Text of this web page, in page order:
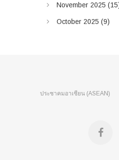
November 2025
October 2025 (9)
ประชาคมอาเซียน (ASEAN)
f